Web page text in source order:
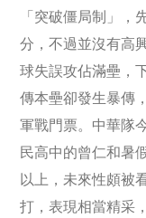
「突破僵局制」
分，不過並沒有高
球失誤攻佔滿壘，
傳本壘卻發生暴傳
軍戰門票。中華隊
民高中的曾仁和暑
以上，未來性頗被
打，表現相當精采